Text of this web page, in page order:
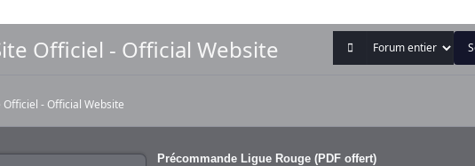
Officiel - Official Website
Officiel - Official Website
Précommande Ligue Rouge (PDF offert)